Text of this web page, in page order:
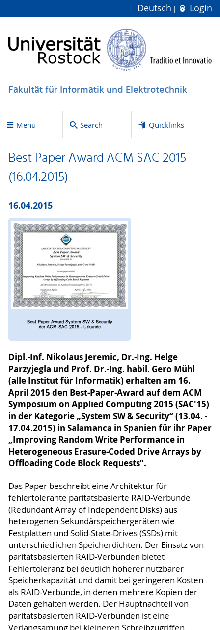
Deutsch Login
Fakultät für Informatik und Elektrotechnik
Menu Search Quicklinks
Best Paper Award ACM SAC 2015
(16.04.2015)
16.04.2015
Dipl.-Inf. Nikolaus Jeremic, Dr.-Ing. Helge
Parzyjegla und Prof. Dr.-Ing. habil. Gero Mühl
(alle Institut für Informatik) erhalten am 16.
April 2015 den Best-Paper-Award auf dem ACM
Symposium on Applied Computing 2015 (SAC'15)
in der Kategorie „System SW & Security“ (13.04. -
17.04.2015) in Salamanca in Spanien für ihr Paper
„Improving Random Write Performance in
Heterogeneous Erasure-Coded Drive Arrays by
Offloading Code Block Requests“.
Das Paper beschreibt eine Architektur für
fehlertolerante paritätsbasierte RAID-Verbunde
(Redundant Array of Independent Disks) aus
heterogenen Sekundärspeichergeräten wie
Festplatten und Solid-State-Drives (SSDs) mit
unterschiedlichen Speicherdichten. Der Einsatz von
paritätsbasierten RAID-Verbunden bietet
Fehlertoleranz bei deutlich höherer nutzbarer
Speicherkapazität und damit bei geringeren Kosten
als RAID-Verbunde, in denen mehrere Kopien der
Daten gehalten werden. Der Hauptnachteil von
paritätsbasierten RAID-Verbunden ist eine
Verlangsamung bei kleineren Schreibzugriffen